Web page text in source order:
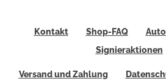
Kontakt Shop-FAQ
Signieraktionen
Versand und Zahlung